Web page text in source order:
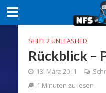
SHIFT 2 UNLEASHED
Rückblick –
13. März 2011
1 Minuten zu lesen